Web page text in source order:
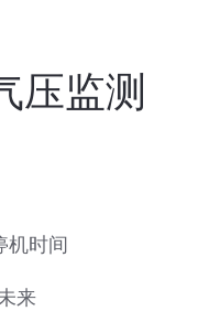
压监测
机时间
来